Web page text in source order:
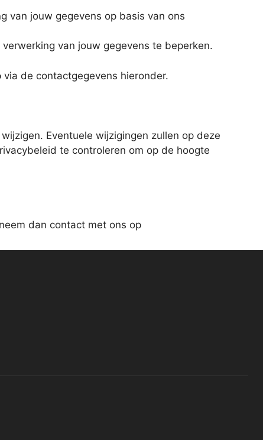
van jouw gegevens op basis van ons
van jouw gegevens te beperken.
de contactgegevens hieronder.
Eventuele wijzigingen zullen op deze
te controleren om op de hoogte
dan contact met ons op